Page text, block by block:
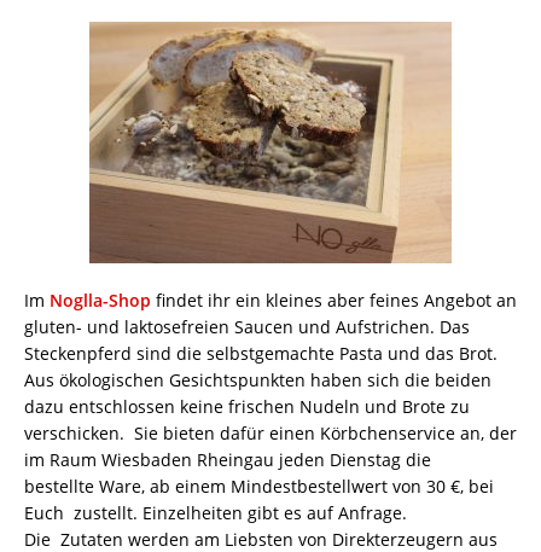
Im Noglla-Shop findet ihr ein kleines aber feines Angebot an
gluten- und laktosefreien Saucen und Aufstrichen. Das
Steckenpferd sind die selbstgemachte Pasta und das Brot.
Aus ökologischen Gesichtspunkten haben sich die beiden
dazu entschlossen keine frischen Nudeln und Brote zu
verschicken. Sie bieten dafür einen Körbchenservice an, der
im Raum Wiesbaden Rheingau jeden Dienstag die
bestellte Ware, ab einem Mindestbestellwert von 30 €, bei
Euch zustellt. Einzelheiten gibt es auf Anfrage.
Die Zutaten werden am Liebsten von Direkterzeugern aus